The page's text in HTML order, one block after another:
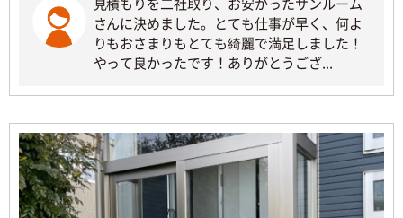
さんに決めました。とても仕事が早く、何よ
りもおさまりもとても綺麗で満足しました！
やって良かったです！ありがとうござ...